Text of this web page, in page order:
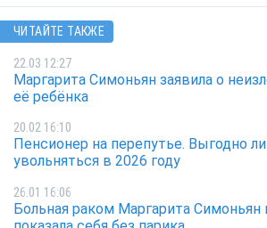
ЧИТАЙТЕ ТАКЖЕ
22.03 12:27
Маргарита Симоньян заявила о
её ребёнка
20.02 16:10
Пенсионер на перепутье. Выгодно
увольняться в 2026 году
26.01 16:06
Больная раком Маргарита